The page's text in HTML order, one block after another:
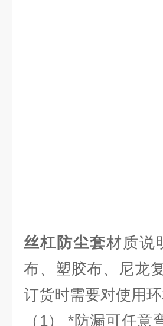
丝杠防尘套材质说
布、塑胶布、尼龙
订货时需要对使用
（1） *防漏可任